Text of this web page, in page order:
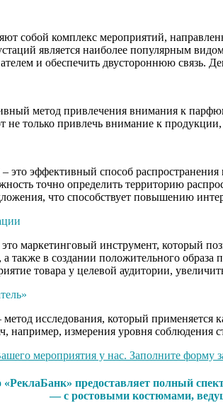
собой комплекс мероприятий,
является наиболее популярным
и обеспечить двустороннюю связь.
метод привлечения внимания к
не только привлечь внимание к
это эффективный способ
точно определить территорию
что способствует повышению
маркетинговый инструмент, который
а также в создании положительного
товара у целевой аудитории,
исследования, который применяется
например, измерения уровня соблюдения
мероприятия у нас. Заполните
«РеклаБанк» предоставляет полный
— с ростовыми костюмами,